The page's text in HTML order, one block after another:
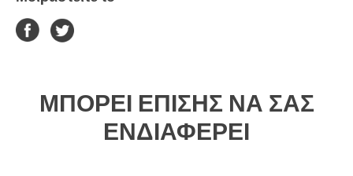
ΜΠΟΡΕΊ ΕΠΊΣΗΣ ΝΑ ΣΑΣ
ΕΝΔΙΑΦΈΡΕΙ